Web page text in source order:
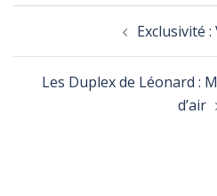
Navigation Exclusivité :
Les Duplex de Léonard :
d’air